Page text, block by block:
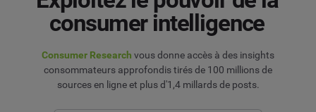
consumer intelligence
Consumer Research vous donne accès à des insights
consommateurs approfondis tirés de 100 millions de
sources en ligne et plus d'1,4 millards de posts.